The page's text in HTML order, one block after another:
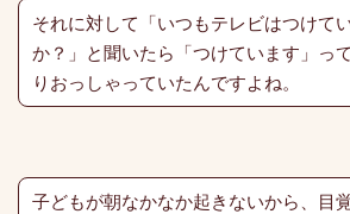
それに対して「いつもテレビはつけて
か？」と聞いたら「つけています」っ
りおっしゃっていたんですよね。
子どもが朝なかなか起きないから、目